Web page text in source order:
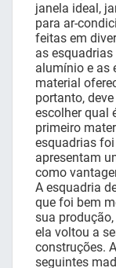
janela ideal,
para ar-
feitas em
as
alumínio e as
material
portanto,
escolher qual
primeiro
esquadrias
apresentam
como
A esquadria
que foi bem
sua
ela voltou a
construções.
seguintes